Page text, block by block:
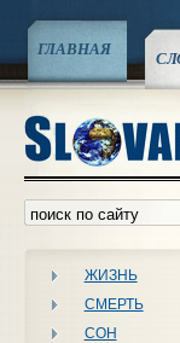
ГЛАВНАЯ
ЖИЗНЬ
СМЕРТЬ
СОН